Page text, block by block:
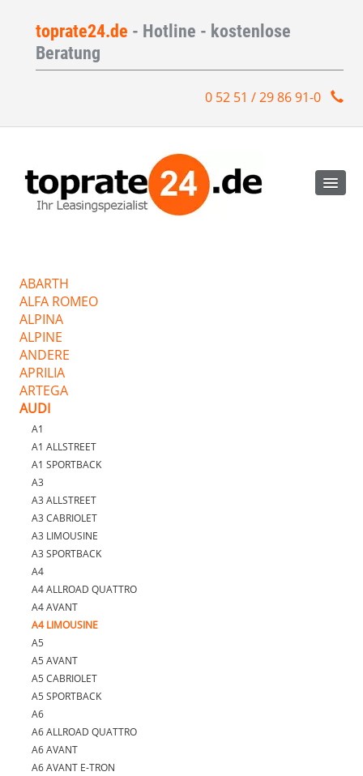
toprate24.de - Hotline - kostenlose
Beratung
0 52 51 / 29 86 91-0
ABARTH
ALFA ROMEO
ALPINA
ALPINE
ANDERE
APRILIA
ARTEGA
AUDI
A1
A1 ALLSTREET
A1 SPORTBACK
A3
A3 ALLSTREET
A3 CABRIOLET
A3 LIMOUSINE
A3 SPORTBACK
A4
A4 ALLROAD QUATTRO
A4 AVANT
A4 LIMOUSINE
A5
A5 AVANT
A5 CABRIOLET
A5 SPORTBACK
A6
A6 ALLROAD QUATTRO
A6 AVANT
A6 AVANT E-TRON